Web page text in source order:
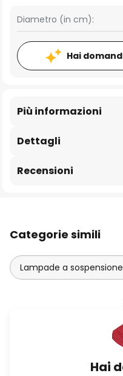
Diametro (in cm):
Hai
Dettagli
Più informazioni
Recensioni
Categorie simili
Lampade a
Hai